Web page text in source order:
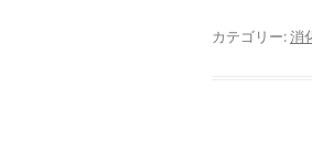
カテゴリー:消